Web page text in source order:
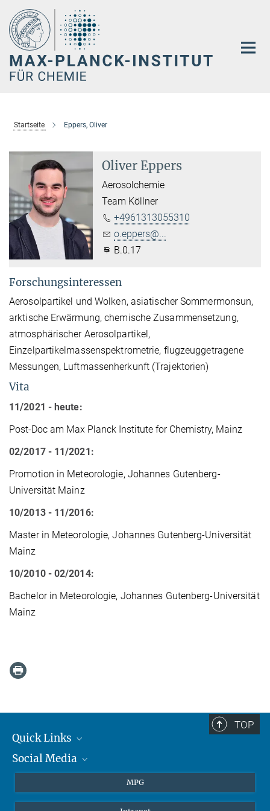
Hauptinhalt
Startseite Eppers, Oliver
Oliver Eppers
Aerosolchemie
Team Köllner
+4961313055310
o.eppers@...
B.0.17
Forschungsinteressen
Aerosolpartikel und Wolken, asiatischer Sommermonsun,
arktische Erwärmung, chemische Zusammensetzung,
atmosphärischer Aerosolpartikel,
Einzelpartikelmassenspektrometrie, flugzeuggetragene
Messungen, Luftmassenherkunft (Trajektorien)
Vita
11/2021 - heute:
Post-Doc am Max Planck Institute for Chemistry, Mainz
02/2017 - 11/2021:
Promotion in Meteorologie, Johannes Gutenberg-
Universität Mainz
10/2013 - 11/2016:
Master in Meteorologie, Johannes Gutenberg-Universität
Mainz
10/2010 - 02/2014:
Bachelor in Meteorologie, Johannes Gutenberg-Universität
Mainz
TOP
Quick Links
Journalisten
Social Media
MPG